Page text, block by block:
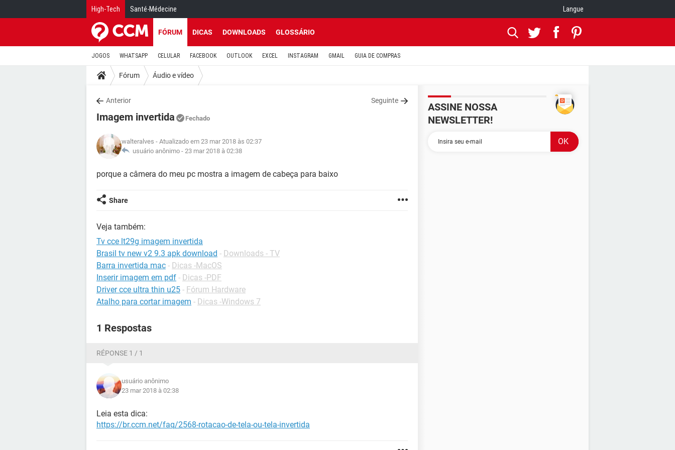
High-Tech Santé-Médecine Langue
FÓRUM DICAS DOWNLOADS GLOSSÁRIO
JOGOS WHATSAPP CELULAR FACEBOOK OUTLOOK EXCEL INSTAGRAM GMAIL GUIA DE COMPRAS
Fórum Áudio e vídeo
Anterior Seguinte
Imagem invertida Fechado
walteralves - Atualizado em 23 mar 2018 às 02:37
usuário anônimo - 23 mar 2018 à 02:38
porque a câmera do meu pc mostra a imagem de cabeça para baixo
Share
Veja também:
Tv cce lt29g imagem invertida
Brasil tv new v2 9.3 apk download - Downloads - TV
Barra invertida mac - Dicas -MacOS
Inserir imagem em pdf - Dicas -PDF
Driver cce ultra thin u25 - Fórum Hardware
Atalho para cortar imagem - Dicas -Windows 7
1 Respostas
RÉPONSE 1 / 1
usuário anônimo
23 mar 2018 à 02:38
Leia esta dica:
https://br.ccm.net/faq/2568-rotacao-de-tela-ou-tela-invertida
ASSINE NOSSA
NEWSLETTER!